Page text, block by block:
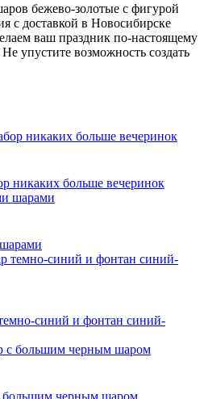
бежево-золотые с фигурой
с доставкой в Новосибирске
ваш праздник по-настоящему
упустите возможность создать
никаких больше вечеринок
синий и фонтан синий-
большим черным шаром